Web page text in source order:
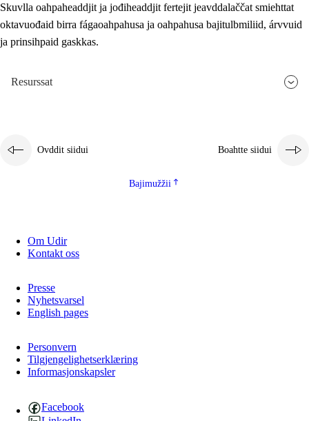
Skuvlla oahpaheaddjit ja jođiheaddjit fertejit jeavddalaččat smiehttat
oktavuođaid birra fágaoahpahusa ja oahpahusa bajitulbmiliid, árvvuid
ja prinsihpaid gaskkas.
Resurssat
Ovddit siidui Boahtte siidui
Bajimužžii
Om Udir
Kontakt oss
Presse
Nyhetsvarsel
English pages
Personvern
Tilgjengelighetserklæring
Informasjonskapsler
Facebook